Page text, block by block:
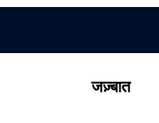
जज़्बात